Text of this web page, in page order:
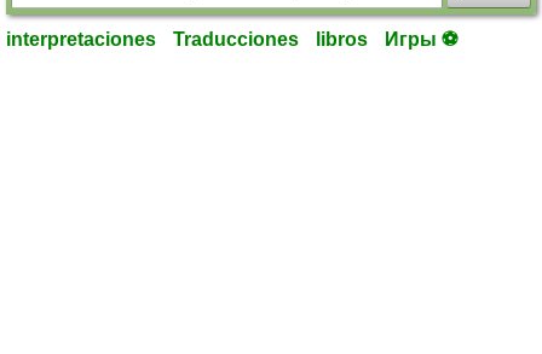
interpretaciones Traducciones libros Игры ⚽